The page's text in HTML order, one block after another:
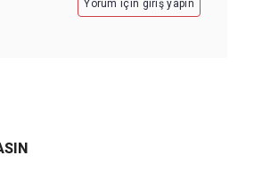
Yorum için giriş yapın